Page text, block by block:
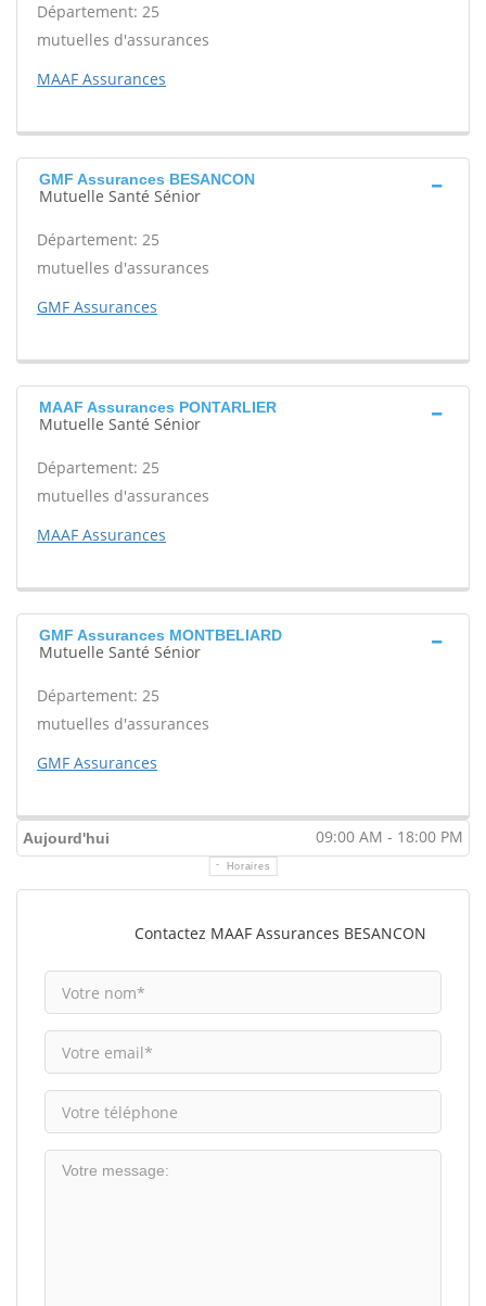
Département: 25
mutuelles d'assurances
MAAF Assurances
GMF Assurances BESANCON
Mutuelle Santé Sénior
Département: 25
mutuelles d'assurances
GMF Assurances
MAAF Assurances PONTARLIER
Mutuelle Santé Sénior
Département: 25
mutuelles d'assurances
MAAF Assurances
GMF Assurances MONTBELIARD
Mutuelle Santé Sénior
Département: 25
mutuelles d'assurances
GMF Assurances
Aujourd'hui 09:00 AM - 18:00 PM
Horaires
Contactez MAAF Assurances BESANCON